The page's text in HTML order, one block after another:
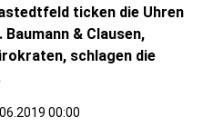
ticken die Uhren
& Clausen,
schlagen die
00:00